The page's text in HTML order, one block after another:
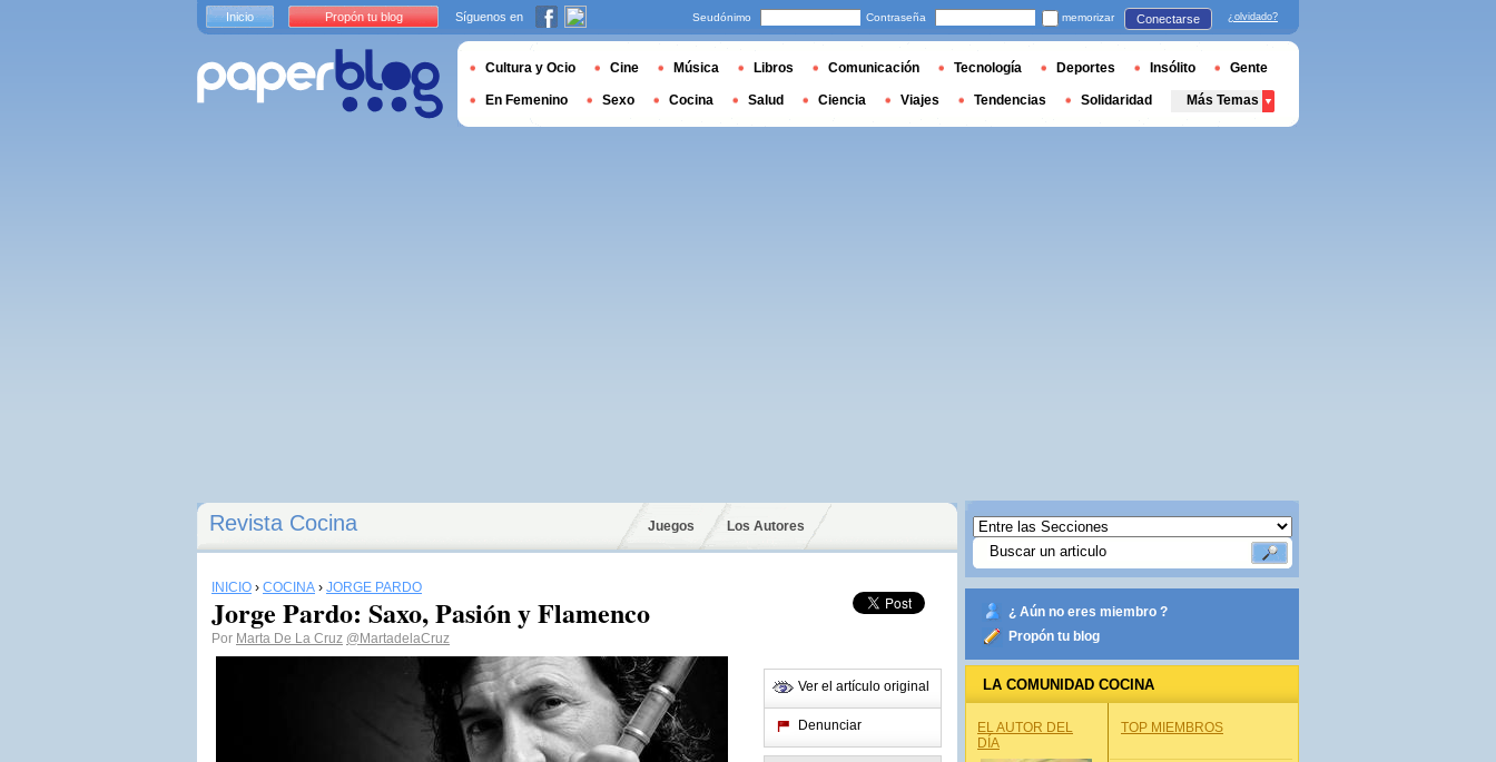
Revista Cocina Juegos Los Autores
INICIO › COCINA › JORGE PARDO
Jorge Pardo: Saxo, Pasión y Flamenco
Por Marta De La Cruz @MartadelaCruz
Ver el artículo original
Denunciar
¿ Aún no eres miembro ?
Propón tu blog
LA COMUNIDAD COCINA
EL AUTOR DEL
DÍA
TOP MIEMBROS
Inicio Propón tu blog Síguenos en Seudónimo Contraseña memorizar Conectarse ¿olvidado?
Cultura y Ocio Cine Música Libros Comunicación Tecnología Deportes Insólito Gente
En Femenino Sexo Cocina Salud Ciencia Viajes Tendencias Solidaridad Más Temas